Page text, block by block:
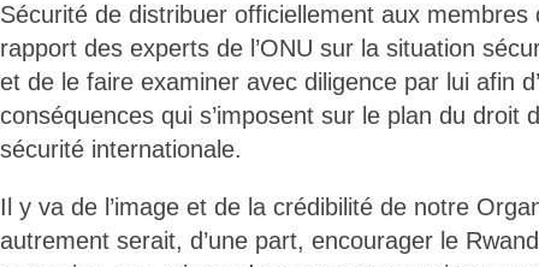
Sécurité de distribuer officiellement aux membres
rapport des experts de l’ONU sur la situation
et de le faire examiner avec diligence par lui afin
conséquences qui s’imposent sur le plan du droit
sécurité internationale.
Il y va de l’image et de la crédibilité de notre
autrement serait, d’une part, encourager le